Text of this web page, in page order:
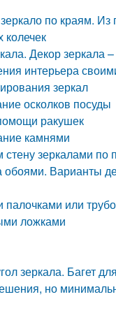
по краям. Из
колечек
Декор зеркала
интерьера
зеркал
осколков посуды
ракушек
камнями
стену зеркалами по
обоями. Варианты
или
ложками
зеркала. Багет
но